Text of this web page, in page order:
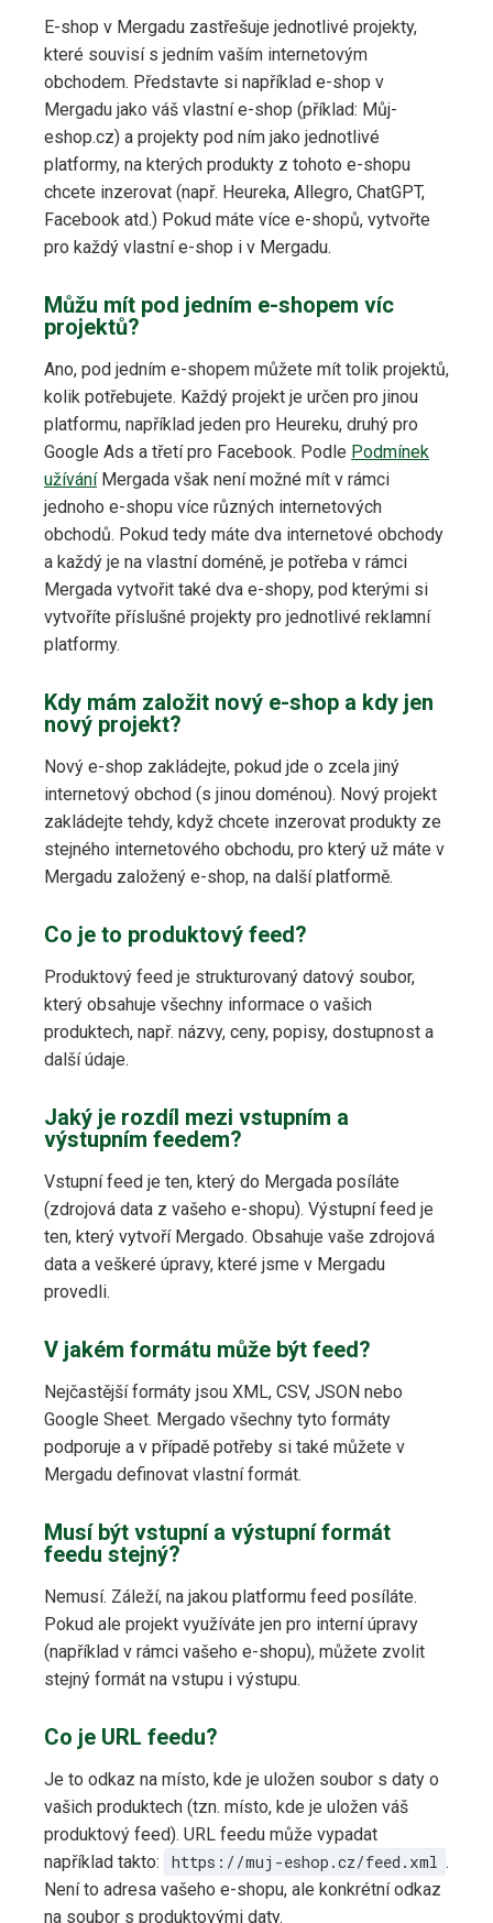
E-shop v Mergadu zastřešuje jednotlivé projekty,
které souvisí s jedním vaším internetovým
obchodem. Představte si například e-shop v
Mergadu jako váš vlastní e-shop (příklad: Můj-
eshop.cz) a projekty pod ním jako jednotlivé
platformy, na kterých produkty z tohoto e-shopu
chcete inzerovat (např. Heureka, Allegro, ChatGPT,
Facebook atd.) Pokud máte více e-shopů, vytvořte
pro každý vlastní e-shop i v Mergadu.
Můžu mít pod jedním e-shopem víc
projektů?
Ano, pod jedním e-shopem můžete mít tolik projektů,
kolik potřebujete. Každý projekt je určen pro jinou
platformu, například jeden pro Heureku, druhý pro
Google Ads a třetí pro Facebook. Podle Podmínek
užíváníMergada však není možné mít v rámci
jednoho e-shopu více různých internetových
obchodů. Pokud tedy máte dva internetové obchody
a každý je na vlastní doméně, je potřeba v rámci
Mergada vytvořit také dva e-shopy, pod kterými si
vytvoříte příslušné projekty pro jednotlivé reklamní
platformy.
Kdy mám založit nový e-shop a kdy jen
nový projekt?
Nový e-shop zakládejte, pokud jde o zcela jiný
internetový obchod (s jinou doménou). Nový projekt
zakládejte tehdy, když chcete inzerovat produkty ze
stejného internetového obchodu, pro který už máte v
Mergadu založený e-shop, na další platformě.
Co je to produktový feed?
Produktový feed je strukturovaný datový soubor,
který obsahuje všechny informace o vašich
produktech, např. názvy, ceny, popisy, dostupnost a
další údaje.
Jaký je rozdíl mezi vstupním a
výstupním feedem?
Vstupní feed je ten, který do Mergada posíláte
(zdrojová data z vašeho e-shopu). Výstupní feed je
ten, který vytvoří Mergado. Obsahuje vaše zdrojová
data a veškeré úpravy, které jsme v Mergadu
provedli.
V jakém formátu může být feed?
Nejčastější formáty jsou XML, CSV, JSON nebo
Google Sheet. Mergado všechny tyto formáty
podporuje a v případě potřeby si také můžete v
Mergadu definovat vlastní formát.
Musí být vstupní a výstupní formát
feedu stejný?
Nemusí. Záleží, na jakou platformu feed posíláte.
Pokud ale projekt využíváte jen pro interní úpravy
(například v rámci vašeho e-shopu), můžete zvolit
stejný formát na vstupu i výstupu.
Co je URL feedu?
Je to odkaz na místo, kde je uložen soubor s daty o
vašich produktech (tzn. místo, kde je uložen váš
produktový feed). URL feedu může vypadat
například takto:
https://muj-eshop.cz/feed.xml .
Není to adresa vašeho e-shopu, ale konkrétní odkaz
na soubor s produktovými daty.